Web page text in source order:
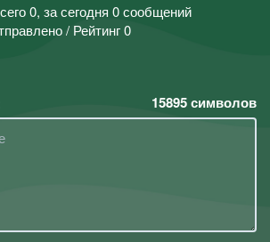
0, за сегодня 0 сообщений
/ Рейтинг 0
15895символов